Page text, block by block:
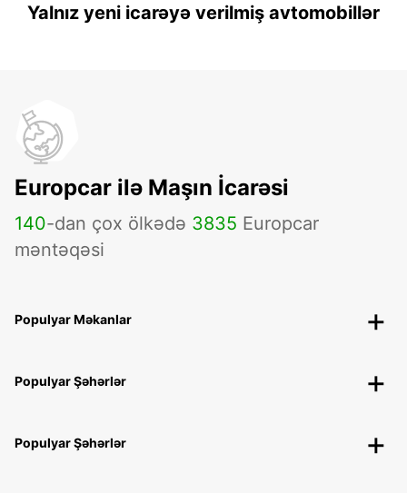
Yalnız yeni icarəyə verilmiş avtomobillər
Europcar ilə Maşın İcarəsi
140-dan çox ölkədə 3835 Europcar
məntəqəsi
Populyar Məkanlar
Populyar Şəhərlər
Populyar Şəhərlər